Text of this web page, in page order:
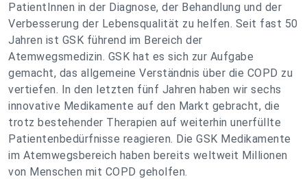
PatientInnen in der Diagnose, der Behandlung und der
Verbesserung der Lebensqualität zu helfen. Seit fast 50
Jahren ist GSK führend im Bereich der
Atemwegsmedizin. GSK hat es sich zur Aufgabe
gemacht, das allgemeine Verständnis über die COPD zu
vertiefen. In den letzten fünf Jahren haben wir sechs
innovative Medikamente auf den Markt gebracht, die
trotz bestehender Therapien auf weiterhin unerfüllte
Patientenbedürfnisse reagieren. Die GSK Medikamente
im Atemwegsbereich haben bereits weltweit Millionen
von Menschen mit COPD geholfen.